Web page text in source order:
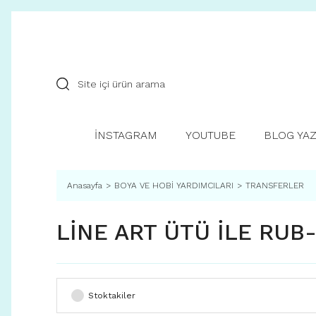
İNSTAGRAM YOUTUBE BLOG
Anasayfa BOYA VE HOBİ YARDIMCILARI TRANSFERLER
LİNE ART ÜTÜ İLE
Stoktakiler